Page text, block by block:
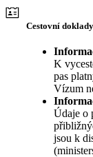
Cestovní
K
pas
Vízum
Údaje o
jsou k